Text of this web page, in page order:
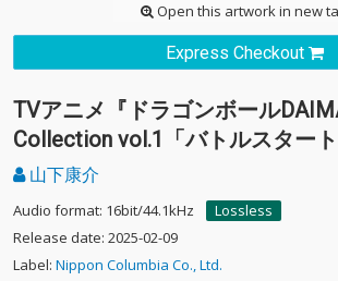
Open this artwork in new
Express Checkout
TVアニメ『ドラゴンボール
Collection vol.1「バトルスタート
山下康介
Audio format: 16bit/44.1kHz
Lossless
Release date: 2025-02-09
Label: Nippon Columbia Co., Ltd.